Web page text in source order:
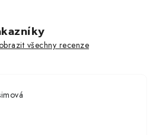
všechny recenze